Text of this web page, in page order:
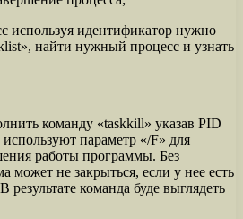
используя идентификатор нужно
найти нужный процесс и узнать
команду «taskkill» указав PID
параметр «/F» для
работы программы. Без
может не закрыться, если у нее есть
команда буде выглядеть